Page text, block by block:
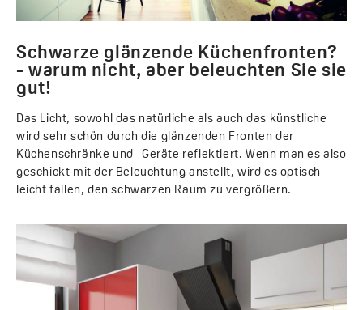
Schwarze glänzende Küchenfronten?
- warum nicht, aber beleuchten Sie sie
gut!
Das Licht, sowohl das natürliche als auch das künstliche
wird sehr schön durch die glänzenden Fronten der
Küchenschränke und -Geräte reflektiert. Wenn man es also
geschickt mit der Beleuchtung anstellt, wird es optisch
leicht fallen, den schwarzen Raum zu vergrößern.